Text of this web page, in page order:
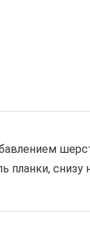
планки,